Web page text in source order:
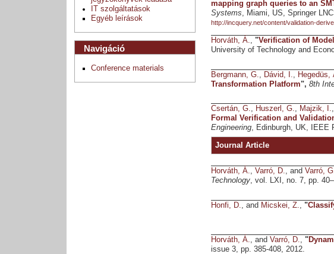
mapping graph queries to an
Systems, Miami, US, Springer
http://incquery.net/content/validation-
Horváth, Á., "Verification of
University of Technology and
Bergmann, G. Dávid, I. Hegedüs,
Transformation Platform", 8th
Csertán, G., Huszerl, G., Majzik, I.,
Formal Verification and
Engineering, Edinburgh, UK, IEEE
Journal Article
Horváth, Á., Varró, D., and Varró,
Technology, vol. LXI, no. 7, pp.
Honfi, D., and Micskei, Z., "
Horváth, Á. , and Varró, D. "
issue 3, pp. 385-408, 2012.
IT szolgáltatások
Egyéb leírások
Navigáció
Conference materials